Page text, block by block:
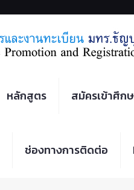
หลักสูตร สมัครเข้าศึก
ช่องทางการติดต่อ